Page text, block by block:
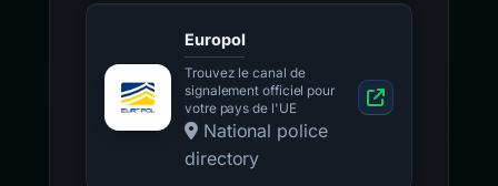
Europol
Trouvez le canal de
signalement officiel pour
votre pays de l'UE
National police
directory